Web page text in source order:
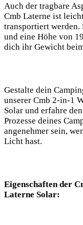
Auch der⁤ tragbare
Cmb Laterne ist
transportiert werden.
und eine ⁢Höhe von
dich ihr Gewicht
Gestalte dein
unserer Cmb 2-in-1
Solar und erfahre
Prozesse deines
angenehmer sein,
Licht hast.
Eigenschaften der
Laterne Solar: